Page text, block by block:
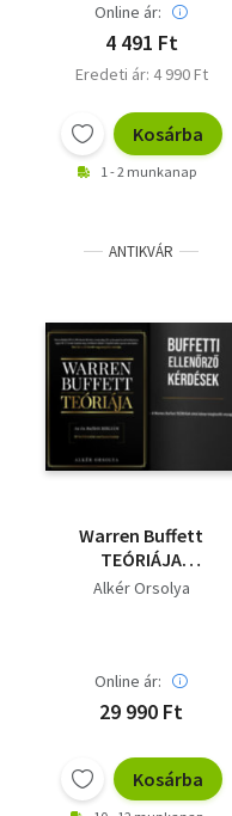
Online ár:
4 491 Ft
Eredeti ár: 4 990 Ft
Kosárba
1 - 2 munkanap
ANTIKVÁR
Warren Buffett
TEÓRIÁJA
oktatócsomag (2 mű):
befektetési
esettanulmány +
Buffetti ellenőrző
Buffett TEÓRIÁJA című
könyv kiegészítő
Alkér Orsolya
Online ár:
29 990 Ft
Kosárba